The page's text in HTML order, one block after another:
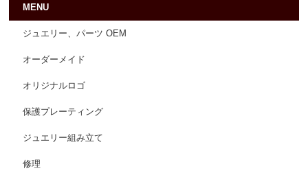
MENU
ジュエリー、パーツ OEM
オーダーメイド
オリジナルロゴ
保護プレーティング
ジュエリー組み立て
修理